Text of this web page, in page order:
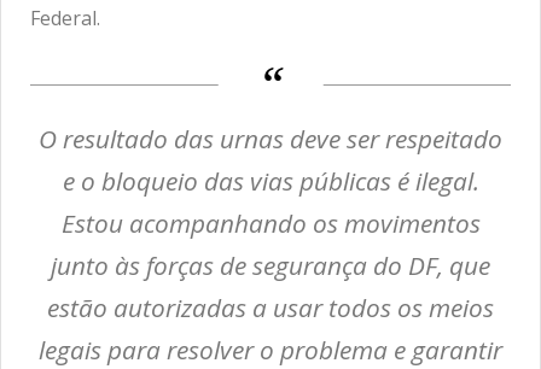
Federal.
O resultado das urnas deve ser respeitado
e o bloqueio das vias públicas é ilegal.
Estou acompanhando os movimentos
junto às forças de segurança do DF, que
estão autorizadas a usar todos os meios
legais para resolver o problema e garantir